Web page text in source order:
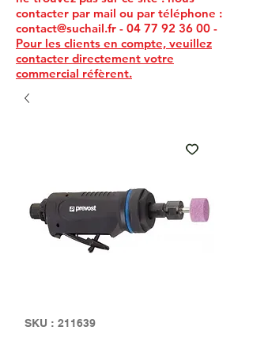
contacter par mail ou par téléphone :
contact@suchail.fr - 04 77 92 36 00 -
Pour les clients en compte, veuillez
contacter directement votre
commercial réfèrent.
SKU : 211639